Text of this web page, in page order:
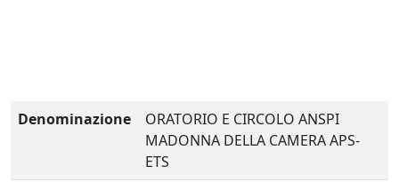
Denominazione
ORATORIO E CIRCOLO ANSPI
MADONNA DELLA CAMERA APS-
ETS